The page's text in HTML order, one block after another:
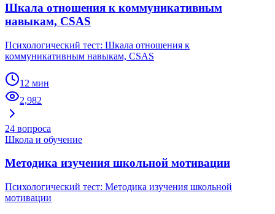
Шкала отношения к коммуникативным
навыкам, CSAS
Психологический тест: Шкала отношения к
коммуникативным навыкам, CSAS
12 мин
2,982
24 вопроса
Школа и обучение
Методика изучения школьной мотивации
Психологический тест: Методика изучения школьной
мотивации